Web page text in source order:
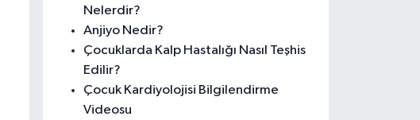
Nelerdir?
Anjiyo Nedir?
Çocuklarda Kalp Hastalığı Nasıl Teşhis
Edilir?
Çocuk Kardiyolojisi Bilgilendirme
Videosu